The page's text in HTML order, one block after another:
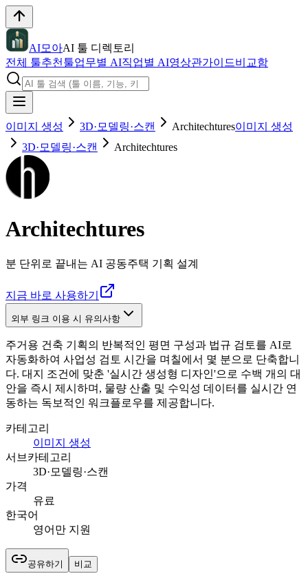
AI모아AI 툴 디렉토리
전체 툴추천툴업무별 AI직업별 AI영상관가이드비교함
이미지 생성 3D·모델링·스캔 Architechtures이미지 생성
3D·모델링·스캔
Architechtures
Architechtures
분 단위로 끝내는 AI 공동주택 기획 설계
지금 바로 사용하기
외부 링크 이용 시 유의사항
주거용 건축 기획의 반복적인 평면 구성과 법규 검토를 AI로
자동화하여 사업성 검토 시간을 며칠에서 몇 분으로 단축합니
다. 대지 조건에 맞춘 '실시간 생성형 디자인'으로 수백 개의 대
안을 즉시 제시하며, 물량 산출 및 수익성 데이터를 실시간 연
동하는 독보적인 워크플로우를 제공합니다.
카테고리
이미지 생성
서브카테고리
3D·모델링·스캔
가격
유료
한국어
영어만 지원
공유하기 비교